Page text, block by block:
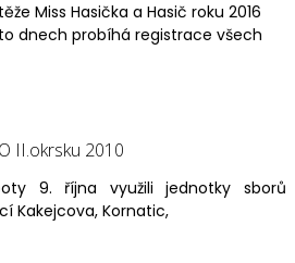
Miss Hasička a Hasič roku 2016
dnech probíhá registrace všech
II.okrsku 2010
9. října využili jednotky sborů
Kakejcova, Kornatic,